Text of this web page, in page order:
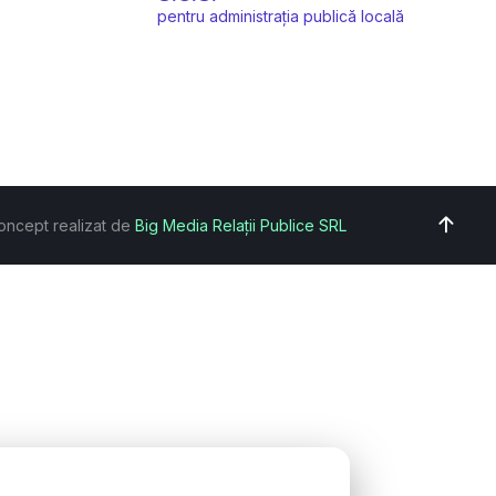
pentru administrația publică locală
realizat de Big Media Relații Publice SRL